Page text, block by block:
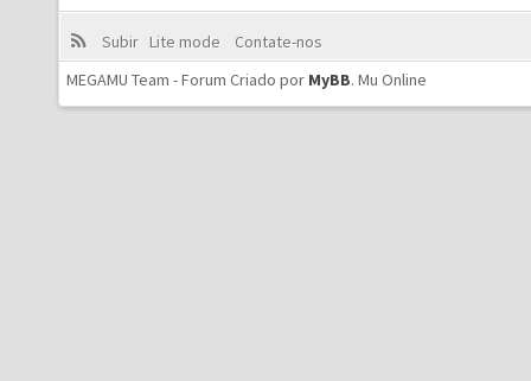
Subir Lite mode
Contate-nos
MEGAMU Team - Forum Criado por MyBB. Mu Online